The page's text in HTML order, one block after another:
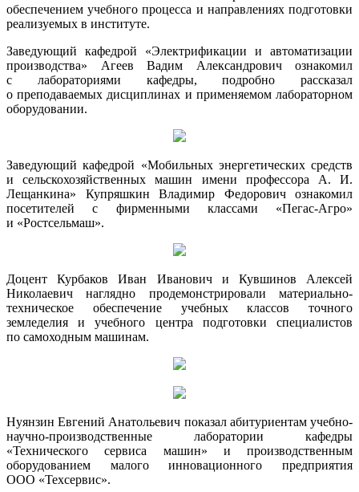
обеспечением учебного процесса и направлениях подготовки
реализуемых в институте.
Заведующий кафедрой «Электрификации и автоматизации
производства» Агеев Вадим Александрович ознакомил
с лабораториями кафедры, подробно рассказал
о преподаваемых дисциплинах и применяемом лабораторном
оборудовании.
Заведующий кафедрой «Мобильных энергетических средств
и сельскохозяйственных машин имени профессора А. И.
Лещанкина» Купряшкин Владимир Федорович ознакомил
посетителей с фирменными классами «Пегас-Агро»
и «Ростсельмаш».
Доцент Курбаков Иван Иванович и Кувшинов Алексей
Николаевич наглядно продемонстрировали материально-
техническое обеспечение учебных классов точного
земледелия и учебного центра подготовки специалистов
по самоходным машинам.
Нуянзин Евгений Анатольевич показал абитуриентам учебно-
научно-производственные лаборатории кафедры
«Технического сервиса машин» и производственным
оборудованием малого инновационного предприятия
ООО «Техсервис».